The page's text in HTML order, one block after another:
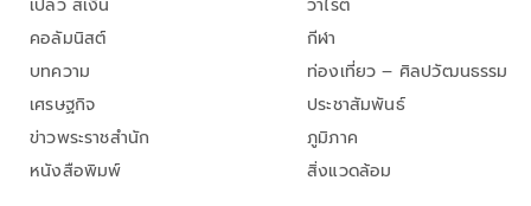
เปลว สีเงิน
คอลัมนิสต์
บทความ
เศรษฐกิจ
ข่าวพระราชสำนัก
หนังสือพิมพ์
วาไรตี้
กีฬา
ท่องเที่ยว – ศิลปวัฒนธรรม
ประชาสัมพันธ์
ภูมิภาค
สิ่งแวดล้อม